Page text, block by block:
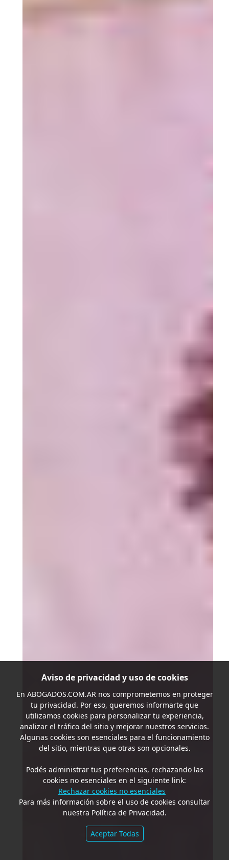
Aviso de privacidad y uso de cookies
En ABOGADOS.COM.ARnos comprometemos en proteger
tu privacidad. Por eso, queremos informarte que
utilizamos cookies para personalizar tu experiencia,
analizar el tráfico del sitio y mejorar nuestros servicios.
Algunas cookies son esenciales para el funcionamiento
del sitio, mientras que otras son opcionales.
Podés administrar tus preferencias, rechazando las
cookies no esenciales en el siguiente link:
Rechazar cookies no esenciales
Para más información sobre el uso de cookies consultar
nuestra Política de Privacidad.
Aceptar Todas